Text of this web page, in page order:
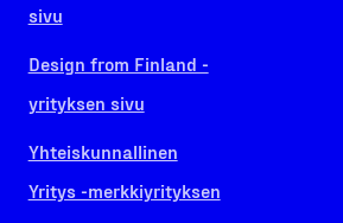
sivu
Design from Finland -
yrityksen sivu
Yhteiskunnallinen
Yritys -merkkiyrityksen